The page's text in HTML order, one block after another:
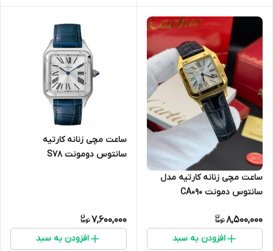
ساعت مچی زنانه کارتیه مدل
سانتوس دمونت CA09۰
8,500,000
افزودن به سبد
ساعت مچی زنانه کارتیه
سانتوس دومونت S78
7,600,000
افزودن به سبد